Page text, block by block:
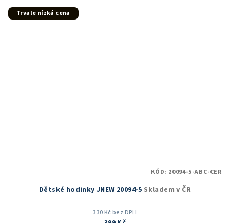
Trvale nízká cena
Dětské hodinky JNEW 20094-5 Skladem v ČR
330 Kč bez DPH
KÓD: 20094-5-ABC-CER